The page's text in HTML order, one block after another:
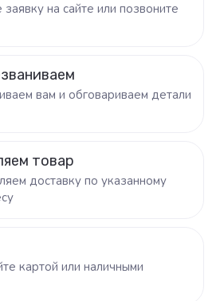
заявку на сайте или позвоните
вам и обговариваем детали
товар
доставку по указанному
картой или наличными